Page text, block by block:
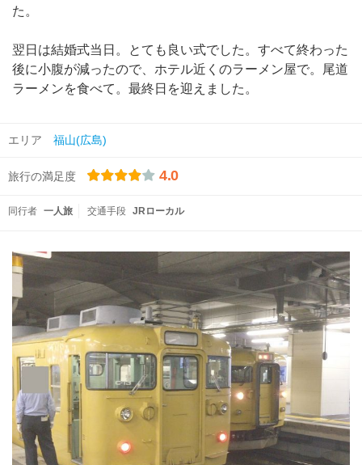
た。
翌日は結婚式当日。とても良い式でした。すべて終わった
後に小腹が減ったので、ホテル近くのラーメン屋で。尾道
ラーメンを食べて。最終日を迎えました。
エリア 福山(広島)
旅行の満足度 4.0
同行者 一人旅 交通手段 JRローカル